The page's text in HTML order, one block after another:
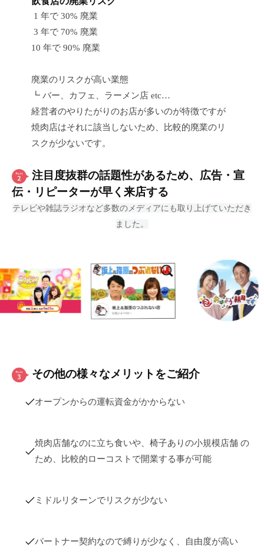
1 年で 30% 廃業
3 年で 70% 廃業
10 年で 90% 廃業
廃業のリスクが高い業態
┗ バー、カフェ、ラーメン店 etc…
経営者のやりたがりのお店が多いのが特徴ですが
焼肉店はそれに該当しないため、比較的廃業のリ
スクが少ないです。
注目度抜群の話題性があるため、広告・宣
伝・リピーターが早く来店する
テレビや雑誌ラジオなど多数のメディアにも取り上げていただき
ました。
その他の様々なメリットをご紹介
オープンからの運転資金がかからない
焼肉店舗なのに立ち食いや、椅子ありの小規模店舗 の
ため、比較的ローコストで開業する事が可能
ミドルリターンでリスクが少ない
パートナー契約なので縛りが少なく、自由度が高い